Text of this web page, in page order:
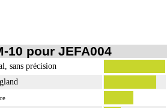
10 pour JEFA004
sans précision